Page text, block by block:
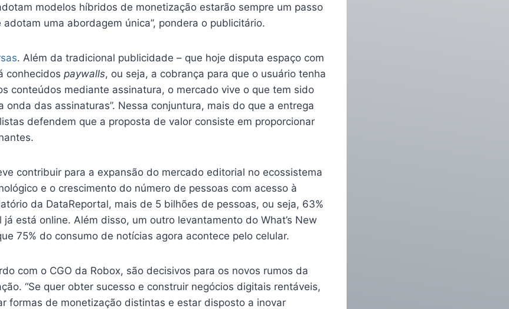
modelos híbridos de monetização estarão sempre um passo
uma abordagem única”, pondera o publicitário.
. Além da tradicional publicidade – que hoje disputa espaço com
conhecidos paywalls, ou seja, a cobrança para que o usuário tenha
conteúdos mediante assinatura, o mercado vive o que tem sido
onda das assinaturas”. Nessa conjuntura, mais do que a entrega
defendem que a proposta de valor consiste em proporcionar
contribuir para a expansão do mercado editorial no ecossistema
e o crescimento do número de pessoas com acesso à
da DataReportal, mais de 5 bilhões de pessoas, ou seja, 63%
está online. Além disso, um outro levantamento do What’s New
75% do consumo de notícias agora acontece pelo celular.
com o CGO da Robox, são decisivos para os novos rumos da
“Se quer obter sucesso e construir negócios digitais rentáveis,
formas de monetização distintas e estar disposto a inovar